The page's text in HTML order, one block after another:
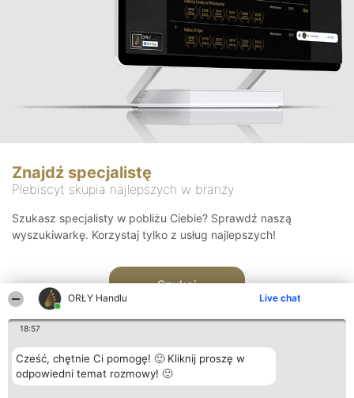
ORŁY Handlu Live chat
18:57
Cześć, chętnie Ci pomogę! 🙂 Kliknij proszę w
odpowiedni temat rozmowy! 🙂
Znajdź specjalistę
Plebiscyt skupia najlepszych w branży
Szukasz specjalisty w pobliżu Ciebie? Sprawdź naszą
wyszukiwarkę. Korzystaj tylko z usług najlepszych!
Szukaj